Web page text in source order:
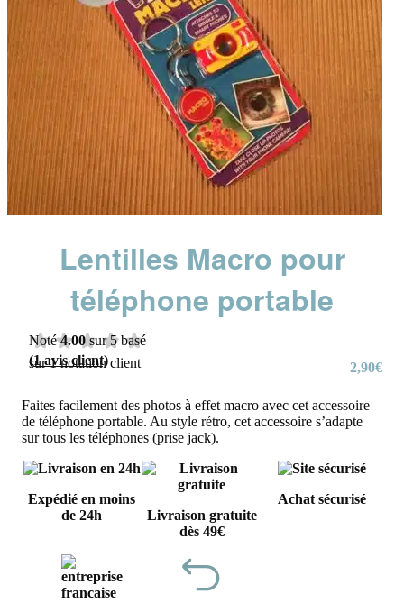
Lentilles Macro pour
téléphone portable
Noté4.00 sur 5 basé
sur1notation client
(1avis client) 2,90€
Faites facilement des photos à effet macro avec cet accessoire
de téléphone portable. Au style rétro, cet accessoire s’adapte
sur tous les téléphones (prise jack).
Expédié en moins
de 24h
Livraison gratuite
dès 49€
Achat sécurisé